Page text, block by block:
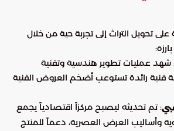
على تحويل التراث إلى تجربة حية من خلال
شهد عمليات تطوير هندسية وتقنية
رائدة تستوعب أضخم العروض الفنية
: تم تحديثه ليصبح مركزاً اقتصادياً يجمع
وأساليب العرض العصرية، دعماً للمنتج